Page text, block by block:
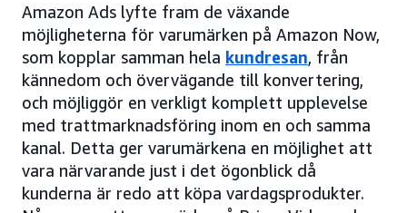
Amazon Ads lyfte fram de växande
möjligheterna för varumärken på Amazon Now,
som kopplar samman hela kundresan, från
kännedom och övervägande till konvertering,
och möjliggör en verkligt komplett upplevelse
med trattmarknadsföring inom en och samma
kanal. Detta ger varumärkena en möjlighet att
vara närvarande just i det ögonblick då
kunderna är redo att köpa vardagsprodukter.